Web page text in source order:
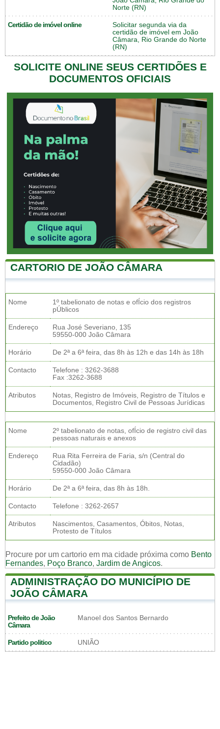
Norte (RN)
Certidão de imóvel online
Solicitar segunda via da
certidão de imóvel em João
Câmara, Rio Grande do Norte
(RN)
SOLICITE ONLINE SEUS CERTIDÕES E
DOCUMENTOS OFICIAIS
CARTORIO DE JOÃO CÂMARA
Nome
1º tabelionato de notas e ofÍcio dos registros
pÚblicos
Endereço
Rua José Severiano, 135
59550-000 João Câmara
Horário De 2ª a 6ª feira, das 8h às 12h e das 14h às 18h
Contacto
Telefone : 3262-3688
Fax :3262-3688
Atributos
Notas, Registro de Imóveis, Registro de Títulos e
Documentos, Registro Civil de Pessoas Jurídicas
Nome
2º tabelionato de notas, ofÍcio de registro civil das
pessoas naturais e anexos
Endereço
Rua Rita Ferreira de Faria, s/n (Central do
Cidadão)
59550-000 João Câmara
Horário De 2ª a 6ª feira, das 8h às 18h.
Contacto Telefone : 3262-2657
Atributos
Nascimentos, Casamentos, Óbitos, Notas,
Protesto de Títulos
Procure por um cartorio em ma cidade próxima como Bento
Fernandes, Poço Branco, Jardim de Angicos.
ADMINISTRAÇÃO DO MUNICÍPIO DE
JOÃO CÂMARA
Prefeito de João
Câmara
Manoel dos Santos Bernardo
Partido politico UNIÃO